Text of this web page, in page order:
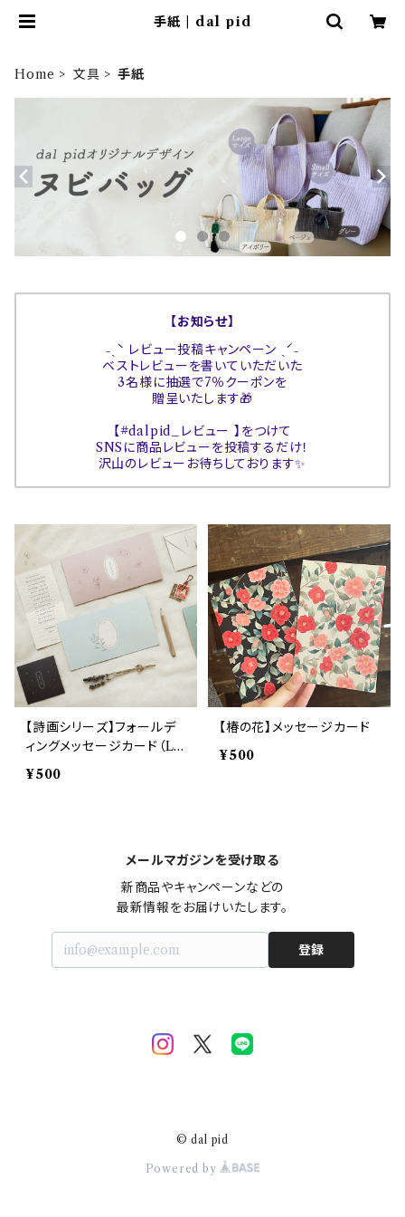
手紙 | dal pid
Home 文具 手紙
【お知らせ】
˗ˏˋ レビュー投稿キャンペーン ˎˊ˗
ベストレビューを書いていただいた
3名様に抽選で7％クーポンを
贈呈いたします🎁
【#dalpid_レビュー 】をつけて
SNSに商品レビューを投稿するだけ！
沢山のレビューお待ちしております✨
【詩画シリーズ】フォールデ
ィングメッセージカード（L
サイズ）
¥500
【椿の花】メッセージカード
¥500
メールマガジンを受け取る
新商品やキャンペーンなどの
最新情報をお届けいたします。
登録
© dal pid
Powered by